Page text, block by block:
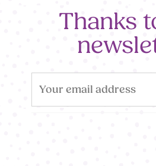
Thanks